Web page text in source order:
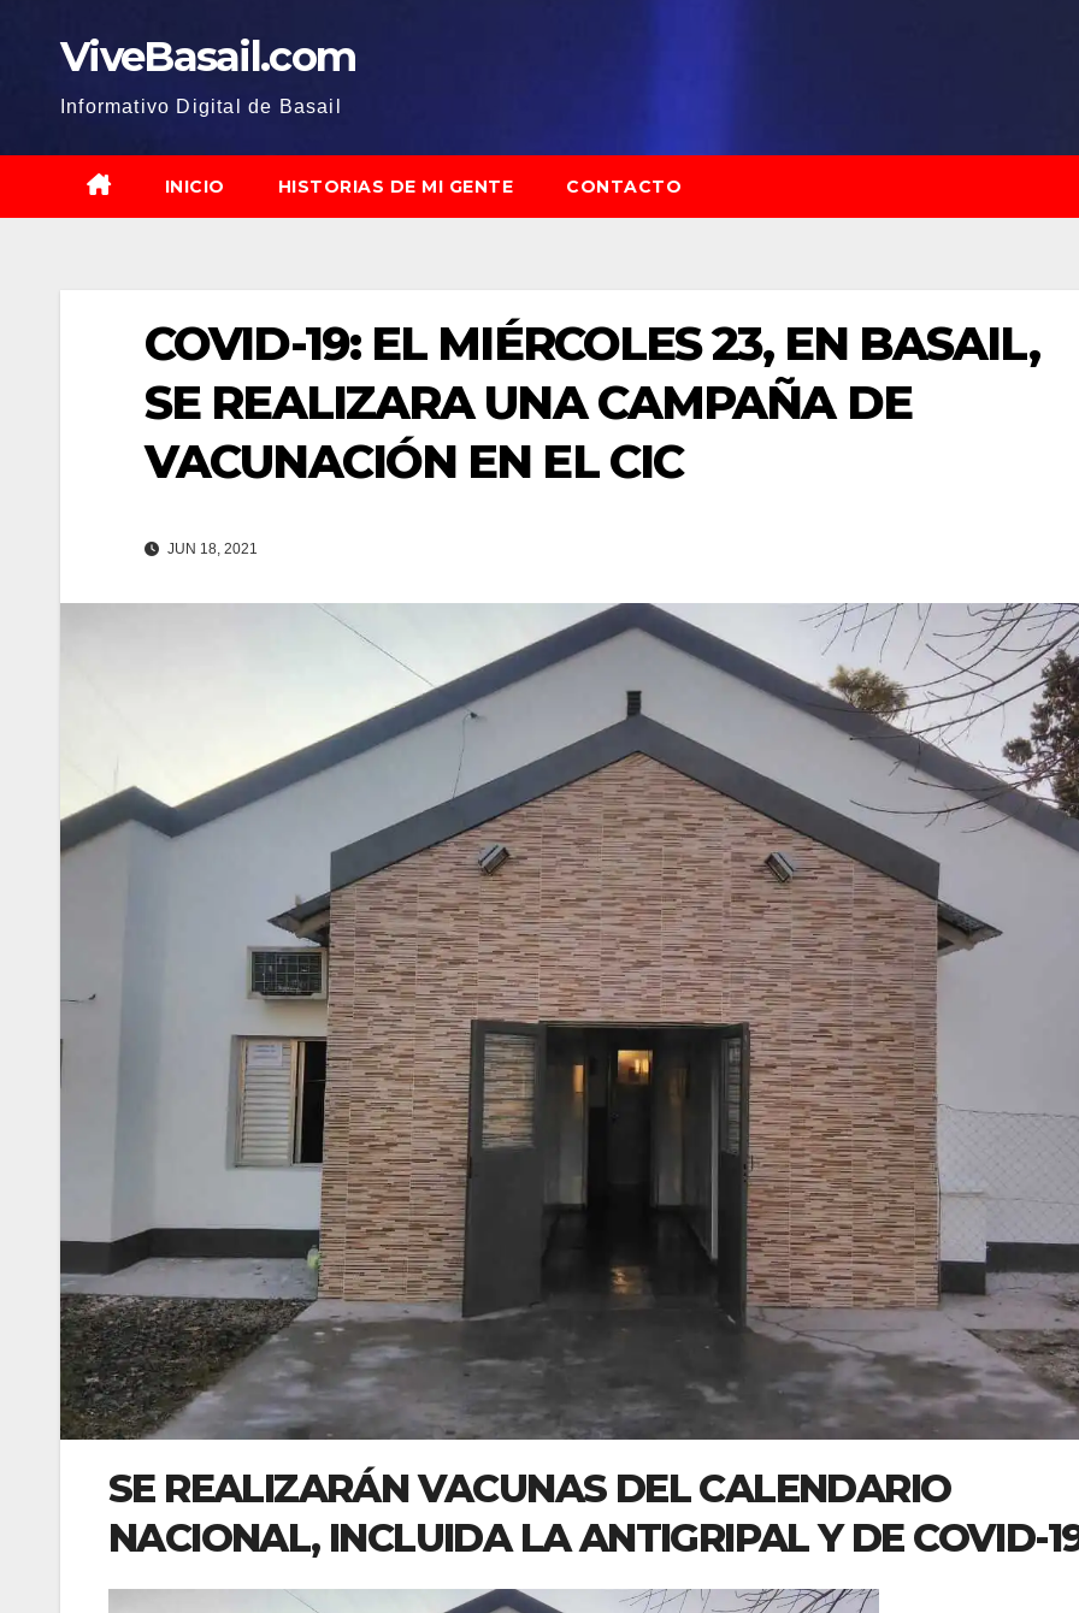
ViveBasail.com
Informativo Digital de Basail
INICIO HISTORIAS DE MI GENTE CONTACTO
COVID-19: EL MIÉRCOLES 23, EN BASAIL,
SE REALIZARA UNA CAMPAÑA DE
VACUNACIÓN EN EL CIC
JUN 18, 2021
SE REALIZARÁN VACUNAS DEL CALENDARIO
NACIONAL, INCLUIDA LA ANTIGRIPAL Y DE COVID-